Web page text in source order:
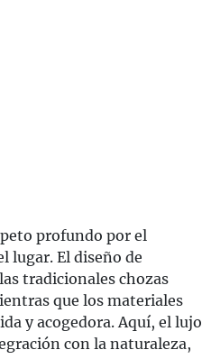
profundo por el
lugar. El diseño de
tradicionales chozas
que los materiales
y acogedora. Aquí, el lujo
con la naturaleza,